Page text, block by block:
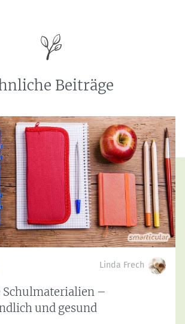
Beiträge
Linda Frech
Schulmaterialien –
und gesund